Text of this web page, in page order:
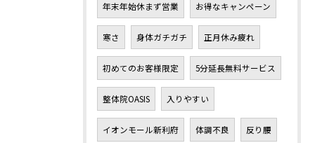
年末年始休まず営業 お得なキャンペーン
寒さ 身体ガチガチ 正月休み疲れ
初めてのお客様限定 5分延長無料サービス
整体院OASIS 入りやすい
イオンモール新利府 体調不良 反り腰